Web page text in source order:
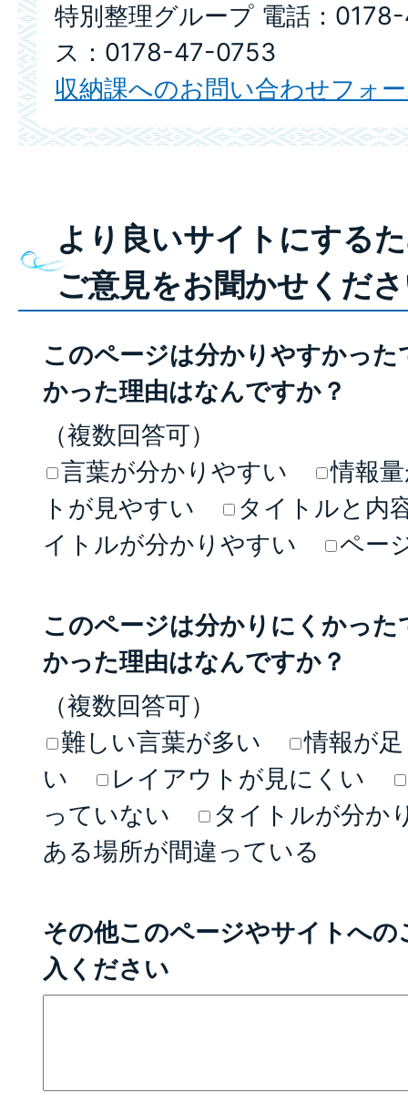
特別整理グループ 電話：
ス：0178-47-0753
収納課へのお問い合わせフォ
より良いサイトにする
ご意見をお聞かせくだ
このページは分かりやすかっ
かった理由はなんですか？
（複数回答可）
言葉が分かりやすい
情報
トが見やすい
タイトルと内
イトルが分かりやすい
ペー
このページは分かりにくかっ
かった理由はなんですか？
（複数回答可）
難しい言葉が多い
情報が
い
レイアウトが見にくい
っていない
タイトルが分か
ある場所が間違っている
その他このページやサイトへ
入ください